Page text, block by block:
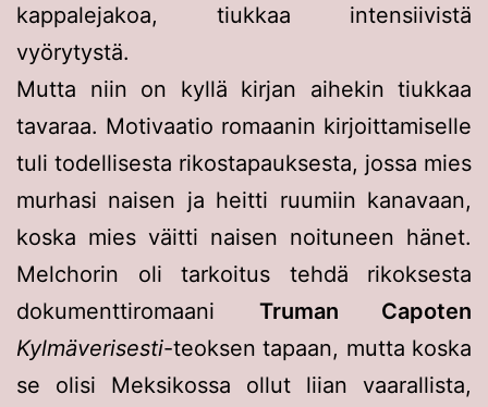
kappalejakoa, tiukkaa intensiivistä
vyörytystä.
Mutta niin on kyllä kirjan aihekin tiukkaa
tavaraa. Motivaatio romaanin kirjoittamiselle
tuli todellisesta rikostapauksesta, jossa mies
murhasi naisen ja heitti ruumiin kanavaan,
koska mies väitti naisen noituneen hänet.
Melchorin oli tarkoitus tehdä rikoksesta
dokumenttiromaani Truman Capoten
Kylmäverisesti-teoksen tapaan, mutta koska
se olisi Meksikossa ollut liian vaarallista,